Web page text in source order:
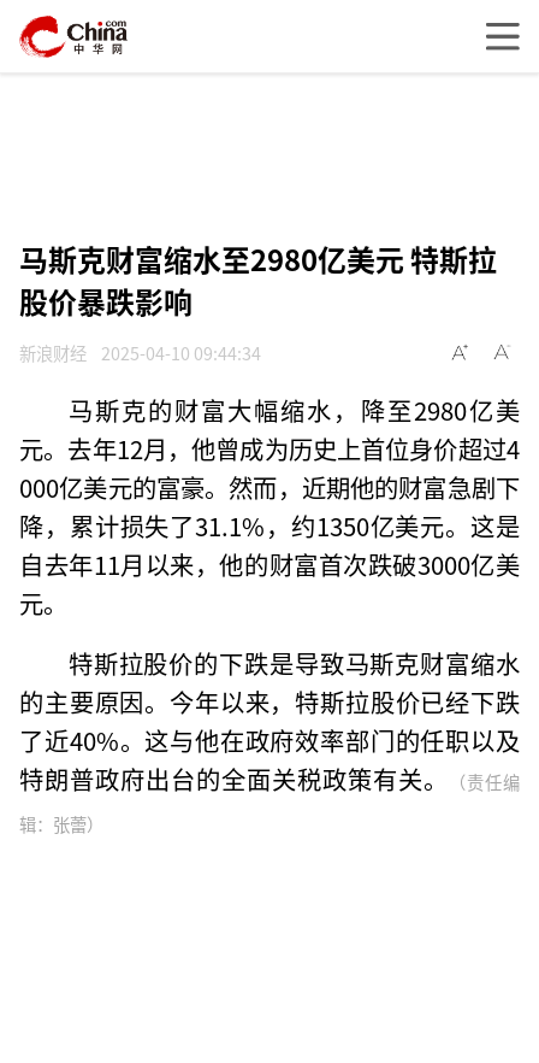
马斯克财富缩水至2980亿美元 特斯拉
股价暴跌影响
新浪财经 2025-04-10 09:44:34
马斯克的财富大幅缩水，降至2980亿美
元。去年12月，他曾成为历史上首位身价超过4
000亿美元的富豪。然而，近期他的财富急剧下
降，累计损失了31.1%，约1350亿美元。这是
自去年11月以来，他的财富首次跌破3000亿美
元。
特斯拉股价的下跌是导致马斯克财富缩水
的主要原因。今年以来，特斯拉股价已经下跌
了近40%。这与他在政府效率部门的任职以及
特朗普政府出台的全面关税政策有关。
（责任编
辑：张蕾）